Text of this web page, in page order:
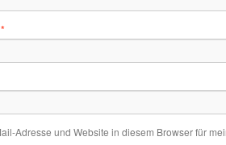
*
Adresse und Website in diesem Browser für